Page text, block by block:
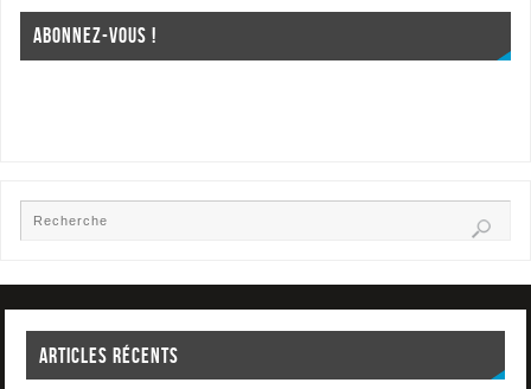
ABONNEZ-VOUS !
ARTICLES RÉCENTS